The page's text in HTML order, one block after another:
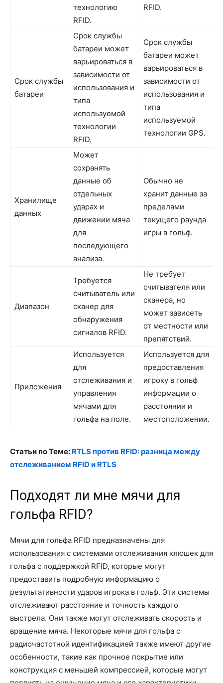
технологию
RFID.
RFID.
Срок службы
батареи
Срок службы
батареи может
варьироваться в
зависимости от
использования и
типа
используемой
технологии
RFID.
Срок службы
батареи может
варьироваться в
зависимости от
использования и
типа
используемой
технологии GPS.
Хранилище
данных
Может
сохранять
данные об
отдельных
ударах и
движении мяча
для
последующего
анализа.
Обычно не
хранит данные за
пределами
текущего раунда
игры в гольф.
Диапазон
Требуется
считыватель или
сканер для
обнаружения
сигналов RFID.
Не требует
считывателя или
сканера, но
может зависеть
от местности или
препятствий.
Приложения
Используется
для
отслеживания и
управления
мячами для
гольфа на поле.
Используется для
предоставления
игроку в гольф
информации о
расстоянии и
местоположении.
Статьи по Теме: RTLS против RFID: разница между
отслеживанием RFID и RTLS
Подходят ли мне мячи для
гольфа RFID?
Мячи для гольфа RFID предназначены для
использования с системами отслеживания клюшек для
гольфа с поддержкой RFID, которые могут
предоставить подробную информацию о
результативности ударов игрока в гольф. Эти системы
отслеживают расстояние и точность каждого
выстрела. Они также могут отслеживать скорость и
вращение мяча. Некоторые мячи для гольфа с
радиочастотной идентификацией также имеют другие
особенности, такие как прочное покрытие или
конструкция с меньшей компрессией, которые могут